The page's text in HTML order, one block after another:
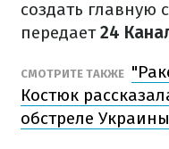
создать главную
передает24
СМОТРИТЕ ТАКЖЕ
Костюк
обстреле Украины